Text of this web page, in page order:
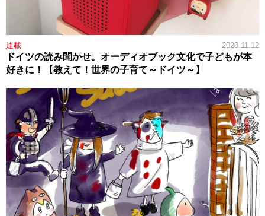
連載 2020.11.12
ドイツの読み聞かせ。オーディオブック文化で子どもが本
好きに！【教えて！世界の子育て～ドイツ～】